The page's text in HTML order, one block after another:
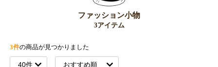
ファッション小物
3アイテム
3件の商品が見つかりました